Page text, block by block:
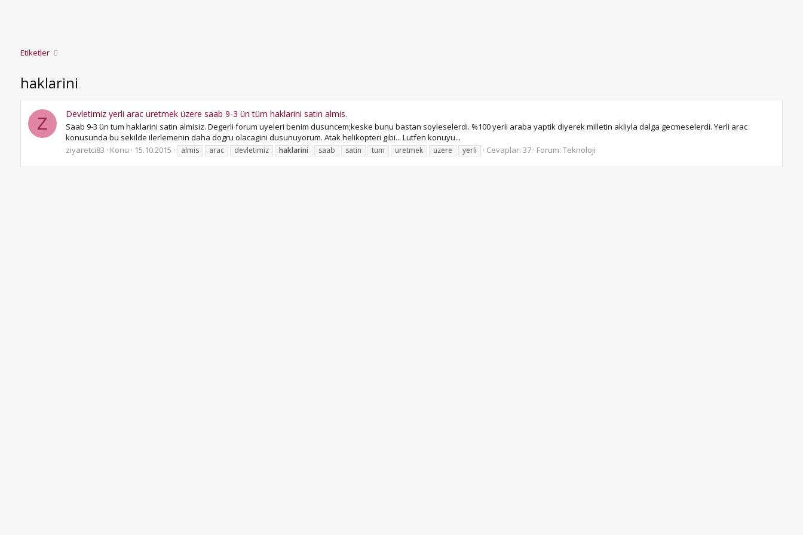
Etiketler
haklarini
Z
Devletimiz yerli arac uretmek üzere saab 9-3 ün tüm haklarini satin almis.
Saab 9-3 ün tum haklarini satin almisiz. Degerli forum uyeleri benim dusuncem;keske bunu bastan soyleselerdi. %100 yerli araba yaptik diyerek milletin akliyla dalga gecmeselerdi. Yerli arac
konusunda bu sekilde ilerlemenin daha dogru olacagini dusunuyorum. Atak helikopteri gibi... Lutfen konuyu...
ziyaretci83
Konu 15.10.2015 almis arac devletimiz haklarini saab satin tum uretmek uzere yerli Cevaplar: 37 Forum: Teknoloji